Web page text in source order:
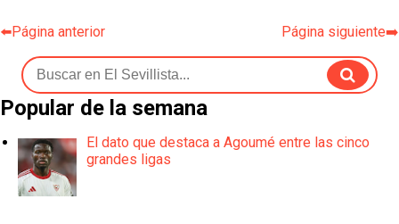
⬅️Página anterior Página siguiente➡️
Popular de la semana
El dato que destaca a Agoumé entre las cinco
grandes ligas